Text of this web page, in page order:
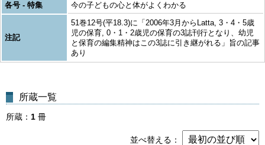
各号 - 特集
今の子どもの心と体がよくわかる
注記
51巻12号(平18.3)に「2006年3月からLatta, 3・4・5歳
児の保育, 0・1・2歳児の保育の3誌刊行となり、幼児
と保育の編集精神はこの3誌に引き継がれる」旨の記事
あり
所蔵一覧
所蔵 1 冊
並べ替える